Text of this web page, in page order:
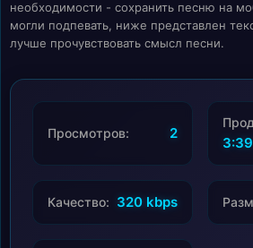
необходимости - сохранить песню на
могли подпевать, ниже представлен
лучше прочувствовать смысл песни.
Просмотров: 2
3:39
Качество: 320 kbps